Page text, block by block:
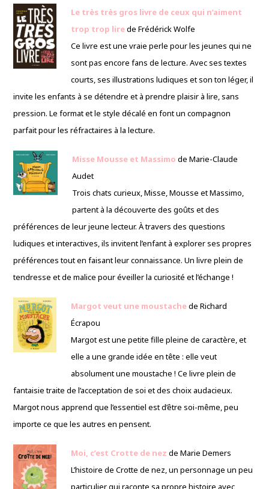
Le très très gros livre de ceux qui n’aiment
trop trop lirede Frédérick Wolfe
Ce livre est une vraie perle pour les jeunes qui ne
sont pas encore fans de lecture. Avec ses textes
courts, ses illustrations ludiques et son ton léger, il
invite les enfants à se détendre et à prendre plaisir à lire, sans
pression. Le format et le style décalé en font un compagnon
parfait pour les réfractaires à la lecture.
Misse Mousse et Massimo de Marie-Claude
Audet
Trois chats curieux, Misse, Mousse et Massimo,
partent à la découverte des goûts et des
préférences de leur jeune lecteur. À travers des questions
ludiques et interactives, ils invitent l’enfant à explorer ses propres
préférences tout en faisant leur connaissance. Un livre plein de
tendresse et de malice pour éveiller la curiosité et l’échange !
Margot veut une moustachede Richard
Écrapou
Margot est une petite fille pleine de caractère, et
elle a une grande idée en tête : elle veut
absolument une moustache ! Ce livre plein de
fantaisie traite de l’acceptation de soi et des choix audacieux.
Margot nous apprend que l’essentiel est d’être soi-même, peu
importe ce que les autres en pensent.
Moi, c’est Crotte de nez de Marie Demers
L’histoire de Crotte de nez, un personnage un peu
particulier qui raconte sa propre histoire avec